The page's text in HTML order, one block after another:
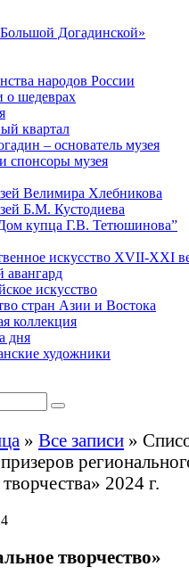
Догадинской»
народов России
о шедеврах
квартал
– основатель музея
спонсоры музея
Велимира Хлебникова
Б.М. Кустодиева
купца Г.В. Тетюшинова”
искусство XVII-XXI
авангард
искусство
стран Азии и Востока
коллекция
дня
художники
» Все записи »
2024 г.
творчество»